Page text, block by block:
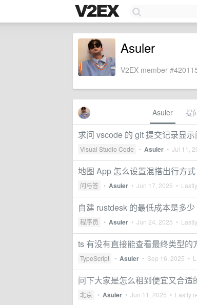
Asuler
V2EX member
Asuler 提
求问 vscode 的 git 提交记录显
Visual Studio Code • Asuler • Jul 11,
地图 App 怎么设置混搭出行方式
问与答 • Asuler • Jun 17, 2025 •
自建 rustdesk 的最低成本是多少
程序员 • Asuler • Jun 24, 2025 •
ts 有没有直接能查看最终类型的
TypeScript • Asuler • Sep 16, 2025 •
问下大家是怎么租到便宜又合适
北京 • Asuler • Jun 11, 2025 • Lastly